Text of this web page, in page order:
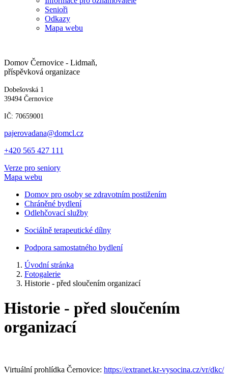
Senioři
Odkazy
Mapa webu
Domov Černovice - Lidmaň,
příspěvková organizace
Dobešovská 1
39494 Černovice
IČ: 70659001
pajerovadana@domcl.cz
+420 565 427 111
Verze pro seniory
Mapa webu
Domov pro osoby se zdravotním postižením
Chráněné bydlení
Odlehčovací služby
Sociálně terapeutické dílny
Podpora samostatného bydlení
Úvodní stránka
Fotogalerie
Historie - před sloučením organizací
Historie - před sloučením
organizací
Virtuální prohlídka Černovice: https://extranet.kr-vysocina.cz/vr/dkc/